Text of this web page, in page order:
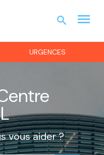
URGENCES
search menu
vous aider ?